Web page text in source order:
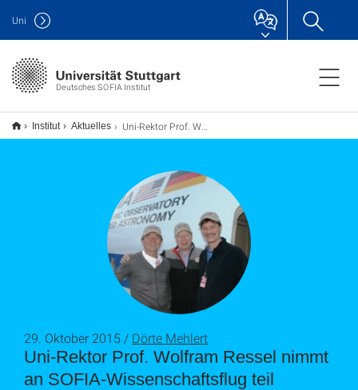
Deutsches SOFIA Institut
Uni
Institut Aktuelles Uni-Rektor Prof. Wolfram Ressel nimmt an SOFIA-Wissenschaftsflug teil
Uni-Rektor Prof. Wolfram Ressel nimmt
an SOFIA-Wissenschaftsflug teil
29. Oktober 2015 / Dörte Mehlert